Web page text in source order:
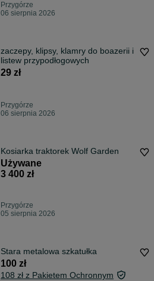
Przygórze
06 sierpnia 2026
zaczepy, klipsy, klamry do boazerii i
listew przypodłogowych
29 zł
Przygórze
06 sierpnia 2026
Kosiarka traktorek Wolf Garden
Używane
3 400 zł
Przygórze
05 sierpnia 2026
Stara metalowa szkatułka
100 zł
108 zł z Pakietem Ochronnym